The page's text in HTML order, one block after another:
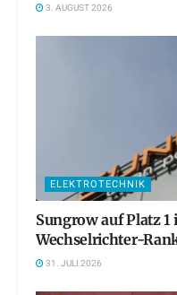
3. AUGUST 2026
ELEKTROTECHNIK
Sungrow auf Platz 1
Wechselrichter-
31. JULI 2026